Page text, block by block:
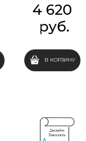
4 620
руб.
В КОРЗИНУ